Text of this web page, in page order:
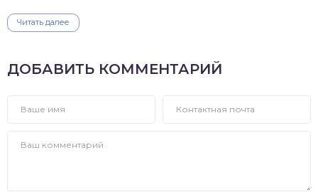
Читать далее
ДОБАВИТЬ КОММЕНТАРИЙ